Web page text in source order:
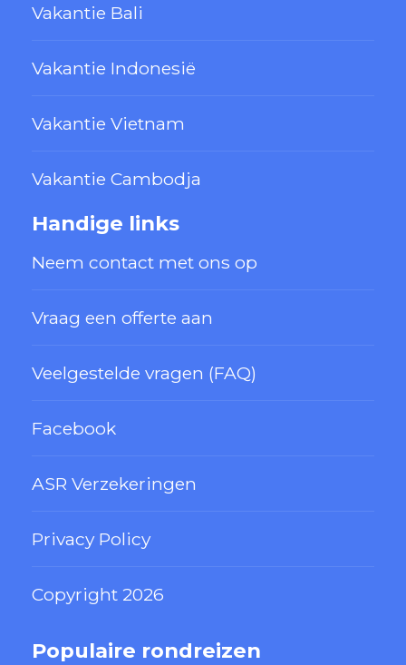
Vakantie Bali
Vakantie Indonesië
Vakantie Vietnam
Vakantie Cambodja
Handige links
Neem contact met ons op
Vraag een offerte aan
Veelgestelde vragen (FAQ)
Facebook
ASR Verzekeringen
Privacy Policy
Copyright 2026
Populaire rondreizen